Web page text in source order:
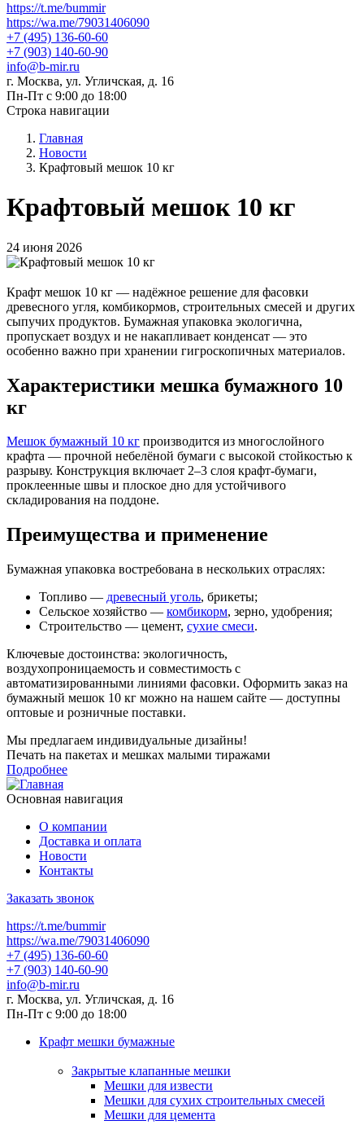
https://t.me/bummir
https://wa.me/79031406090
+7 (495) 136-60-60
+7 (903) 140-60-90
info@b-mir.ru
г. Москва, ул. Угличская, д. 16
Пн-Пт с 9:00 до 18:00
Строка навигации
Главная
Новости
Крафтовый мешок 10 кг
Крафтовый мешок 10 кг
24 июня 2026
Крафт мешок 10 кг — надёжное решение для фасовки
древесного угля, комбикормов, строительных смесей и других
сыпучих продуктов. Бумажная упаковка экологична,
пропускает воздух и не накапливает конденсат — это
особенно важно при хранении гигроскопичных материалов.
Характеристики мешка бумажного 10
кг
Мешок бумажный 10 кг производится из многослойного
крафта — прочной небелёной бумаги с высокой стойкостью к
разрыву. Конструкция включает 2–3 слоя крафт-бумаги,
проклеенные швы и плоское дно для устойчивого
складирования на поддоне.
Преимущества и применение
Бумажная упаковка востребована в нескольких отраслях:
Топливо — древесный уголь, брикеты;
Сельское хозяйство — комбикорм, зерно, удобрения;
Строительство — цемент, сухие смеси.
Ключевые достоинства: экологичность,
воздухопроницаемость и совместимость с
автоматизированными линиями фасовки. Оформить заказ на
бумажный мешок 10 кг можно на нашем сайте — доступны
оптовые и розничные поставки.
Мы предлагаем индивидуальные дизайны!
Печать на пакетах и мешках малыми тиражами
Подробнее
Основная навигация
О компании
Доставка и оплата
Новости
Контакты
Заказать звонок
https://t.me/bummir
https://wa.me/79031406090
+7 (495) 136-60-60
+7 (903) 140-60-90
info@b-mir.ru
г. Москва, ул. Угличская, д. 16
Пн-Пт с 9:00 до 18:00
Крафт мешки бумажные
Закрытые клапанные мешки
Мешки для извести
Мешки для сухих строительных смесей
Мешки для цемента